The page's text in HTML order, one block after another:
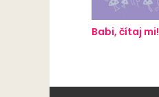
Babi, čítaj mi!